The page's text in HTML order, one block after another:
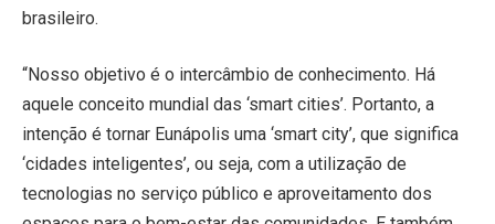
brasileiro.
“Nosso objetivo é o intercâmbio de conhecimento. Há
aquele conceito mundial das ‘smart cities’. Portanto, a
intenção é tornar Eunápolis uma ‘smart city’, que significa
‘cidades inteligentes’, ou seja, com a utilização de
tecnologias no serviço público e aproveitamento dos